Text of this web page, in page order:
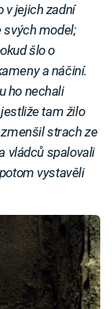
v jejich zadní
svých model;
šlo o
a náčiní.
ho nechali
tam žilo
strach ze
vládců spalovali
vystavěli